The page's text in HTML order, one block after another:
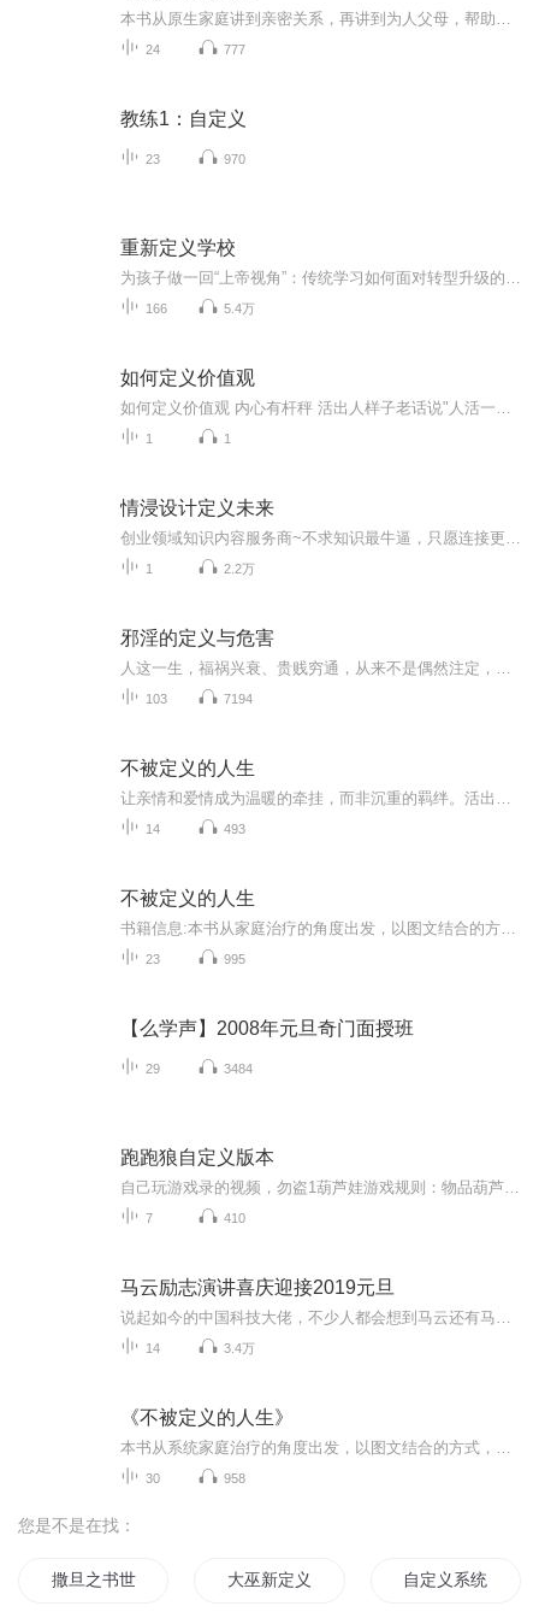
24 777
教练1：自定义
23 970
重新定义学校
166 5.4万
如何定义价值观
1 1
情浸设计定义未来
1 2.2万
邪淫的定义与危害
103 7194
不被定义的人生
14 493
不被定义的人生
23 995
【么学声】2008年元旦奇门面授班
29 3484
跑跑狼自定义版本
7 410
马云励志演讲喜庆迎接2019元旦
14 3.4万
《不被定义的人生》
30 958
您是不是在找：
撒旦之书世界末日 大巫新定义 自定义系统